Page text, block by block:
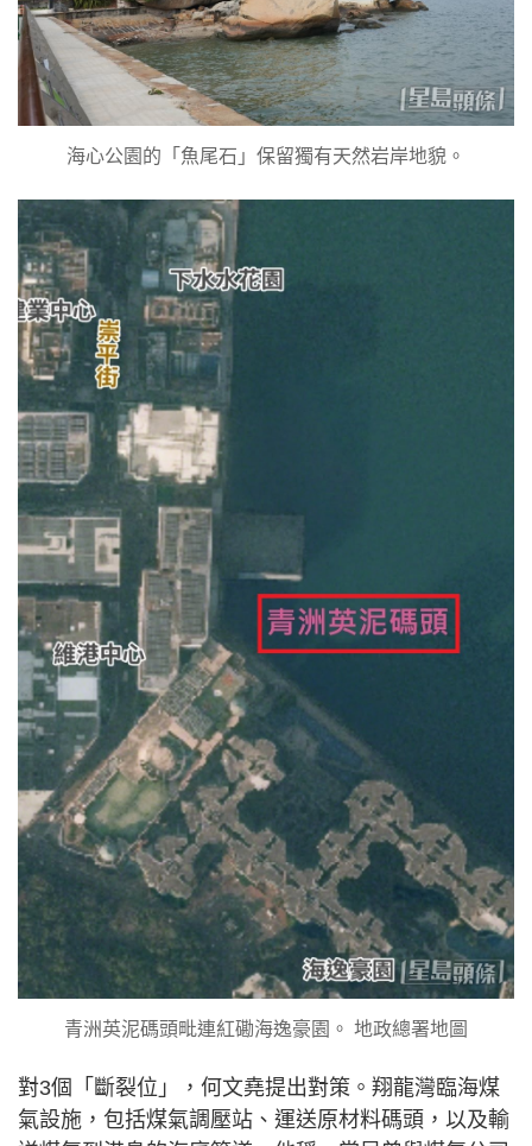
海心公園的「魚尾石」保留獨有天然岩岸地貌。
青洲英泥碼頭毗連紅磡海逸豪園。 地政總署地圖
對3個「斷裂位」，何文堯提出對策。翔龍灣臨海煤
氣設施，包括煤氣調壓站、運送原材料碼頭，以及輸